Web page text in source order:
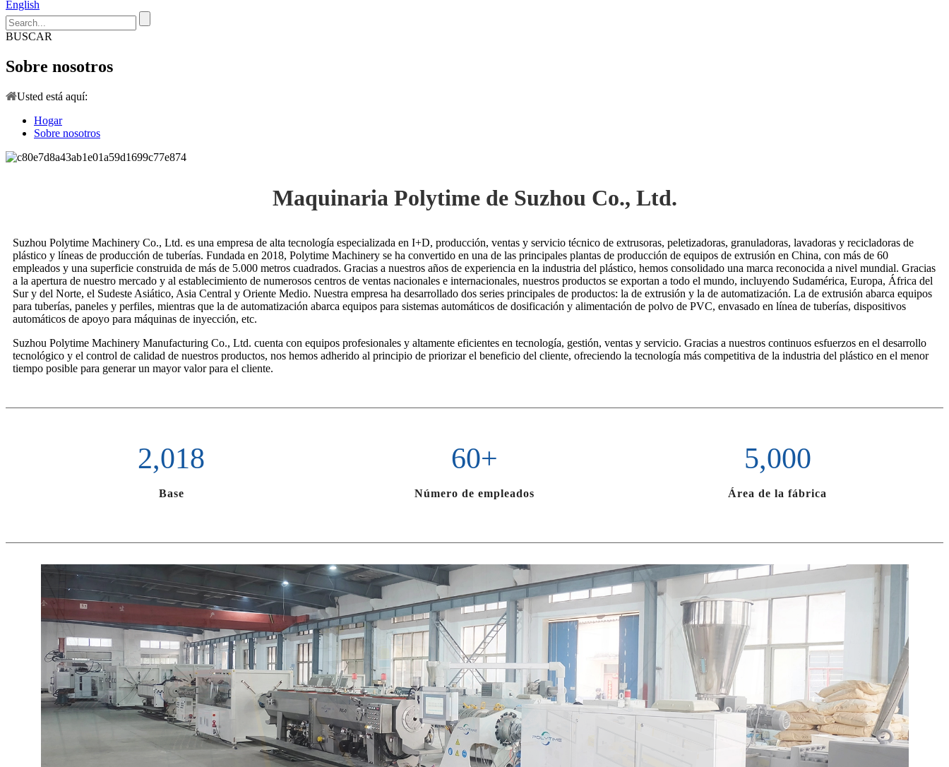
English
BUSCAR
Sobre nosotros
Usted está aquí:
Hogar
Sobre nosotros
Maquinaria Polytime de Suzhou Co., Ltd.
Suzhou Polytime Machinery Co., Ltd. es una empresa de alta tecnología especializada en I+D, producción, ventas y servicio técnico de extrusoras, peletizadoras, granuladoras, lavadoras y recicladoras de
plástico y líneas de producción de tuberías. Fundada en 2018, Polytime Machinery se ha convertido en una de las principales plantas de producción de equipos de extrusión en China, con más de 60
empleados y una superficie construida de más de 5.000 metros cuadrados. Gracias a nuestros años de experiencia en la industria del plástico, hemos consolidado una marca reconocida a nivel mundial. Gracias
a la apertura de nuestro mercado y al establecimiento de numerosos centros de ventas nacionales e internacionales, nuestros productos se exportan a todo el mundo, incluyendo Sudamérica, Europa, África del
Sur y del Norte, el Sudeste Asiático, Asia Central y Oriente Medio. Nuestra empresa ha desarrollado dos series principales de productos: la de extrusión y la de automatización. La de extrusión abarca equipos
para tuberías, paneles y perfiles, mientras que la de automatización abarca equipos para sistemas automáticos de dosificación y alimentación de polvo de PVC, envasado en línea de tuberías, dispositivos
automáticos de apoyo para máquinas de inyección, etc.
Suzhou Polytime Machinery Manufacturing Co., Ltd. cuenta con equipos profesionales y altamente eficientes en tecnología, gestión, ventas y servicio. Gracias a nuestros continuos esfuerzos en el desarrollo
tecnológico y el control de calidad de nuestros productos, nos hemos adherido al principio de priorizar el beneficio del cliente, ofreciendo la tecnología más competitiva de la industria del plástico en el menor
tiempo posible para generar un mayor valor para el cliente.
2,018
Base
60+
Número de empleados
5,000
Área de la fábrica